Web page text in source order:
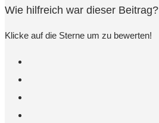
Wie hilfreich war dieser Beitrag?
Klicke auf die Sterne um zu bewerten!